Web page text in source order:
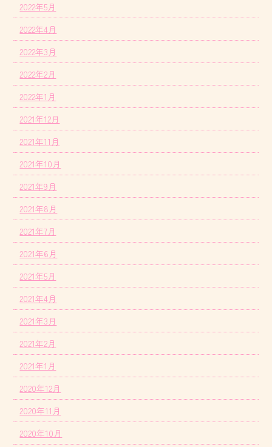
2022年5月
2022年4月
2022年3月
2022年2月
2022年1月
2021年12月
2021年11月
2021年10月
2021年9月
2021年8月
2021年7月
2021年6月
2021年5月
2021年4月
2021年3月
2021年2月
2021年1月
2020年12月
2020年11月
2020年10月